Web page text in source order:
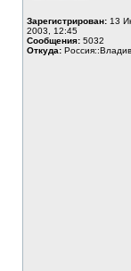
Зарегистрирован: 13
2003, 12:45
Сообщения: 5032
Откуда: